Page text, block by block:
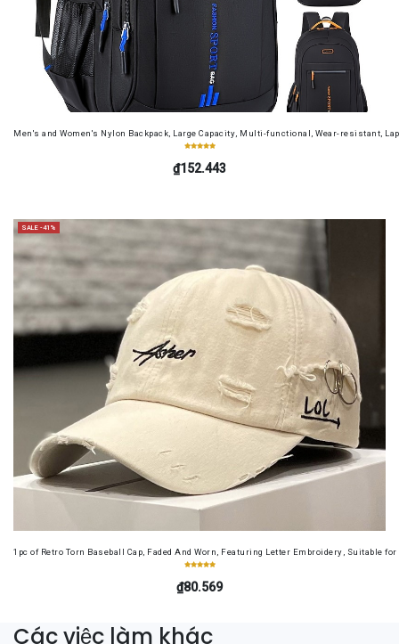
Men's and Women's Nylon Backpack, Large Capacity, Multi-functional, Wear-resistant,
₫152.443
SALE -41%
1pc of Retro Torn Baseball Cap, Faded And Worn, Featuring Letter Embroidery, Suitable
₫80.569
Các việc làm khác